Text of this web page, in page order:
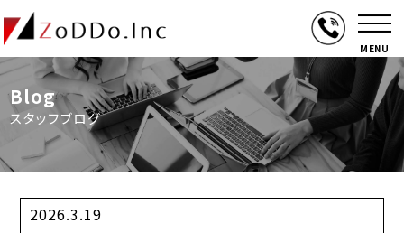
MENU
Blog
スタッフブログ
2026.3.19